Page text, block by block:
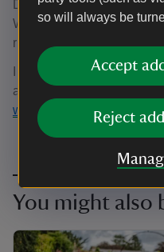
so will always be
Accept
Reject
Derbyniwyd grant gwerth
Wolfson i ariannu'r
rhannol.
I drefnu ymweliad i weld y
arddangosfa Tŷ
www.nationaltrust.org.uk/
You might also